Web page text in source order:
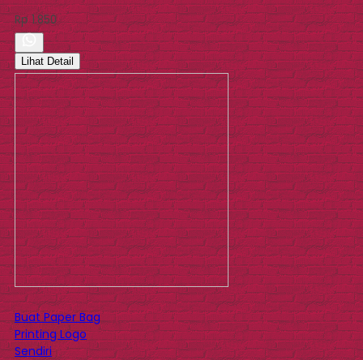
Rp 1.850
Lihat Detail
Buat Paper Bag
Printing Logo
Sendiri